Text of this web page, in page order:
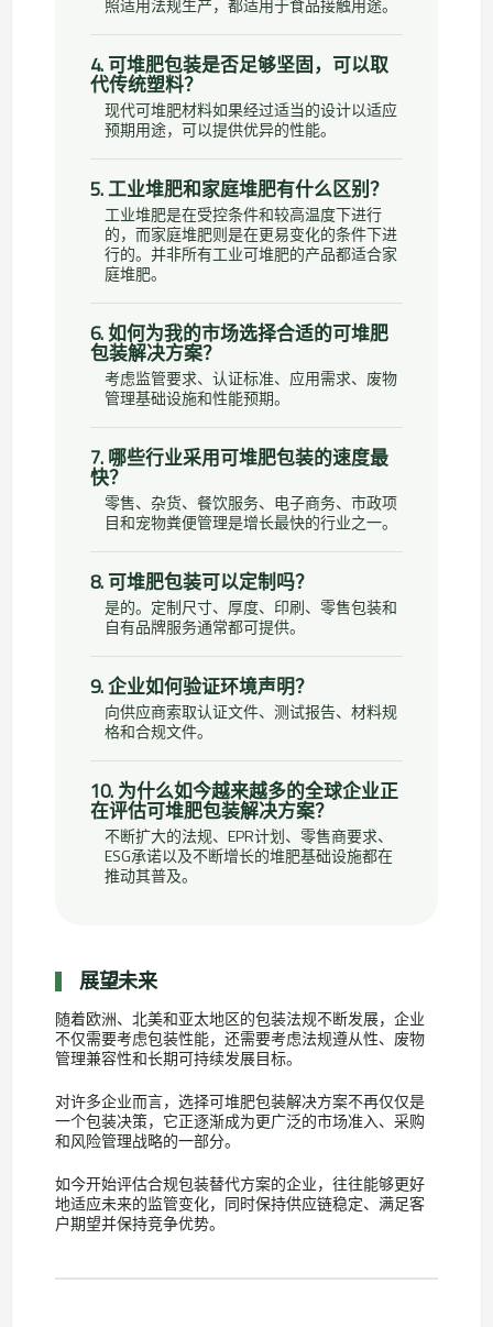
照适用法规生产，都适用于食品接触用途。
4. 可堆肥包装是否足够坚固，可以取
代传统塑料？
现代可堆肥材料如果经过适当的设计以适应
预期用途，可以提供优异的性能。
5. 工业堆肥和家庭堆肥有什么区别？
工业堆肥是在受控条件和较高温度下进行
的，而家庭堆肥则是在更易变化的条件下进
行的。并非所有工业可堆肥的产品都适合家
庭堆肥。
6. 如何为我的市场选择合适的可堆肥
包装解决方案？
考虑监管要求、认证标准、应用需求、废物
管理基础设施和性能预期。
7. 哪些行业采用可堆肥包装的速度最
快？
零售、杂货、餐饮服务、电子商务、市政项
目和宠物粪便管理是增长最快的行业之一。
8. 可堆肥包装可以定制吗？
是的。定制尺寸、厚度、印刷、零售包装和
自有品牌服务通常都可提供。
9. 企业如何验证环境声明？
向供应商索取认证文件、测试报告、材料规
格和合规文件。
10. 为什么如今越来越多的全球企业正
在评估可堆肥包装解决方案？
不断扩大的法规、EPR计划、零售商要求、
ESG承诺以及不断增长的堆肥基础设施都在
推动其普及。
展望未来
随着欧洲、北美和亚太地区的包装法规不断发展，企业
不仅需要考虑包装性能，还需要考虑法规遵从性、废物
管理兼容性和长期可持续发展目标。
对许多企业而言，选择可堆肥包装解决方案不再仅仅是
一个包装决策，它正逐渐成为更广泛的市场准入、采购
和风险管理战略的一部分。
如今开始评估合规包装替代方案的企业，往往能够更好
地适应未来的监管变化，同时保持供应链稳定、满足客
户期望并保持竞争优势。